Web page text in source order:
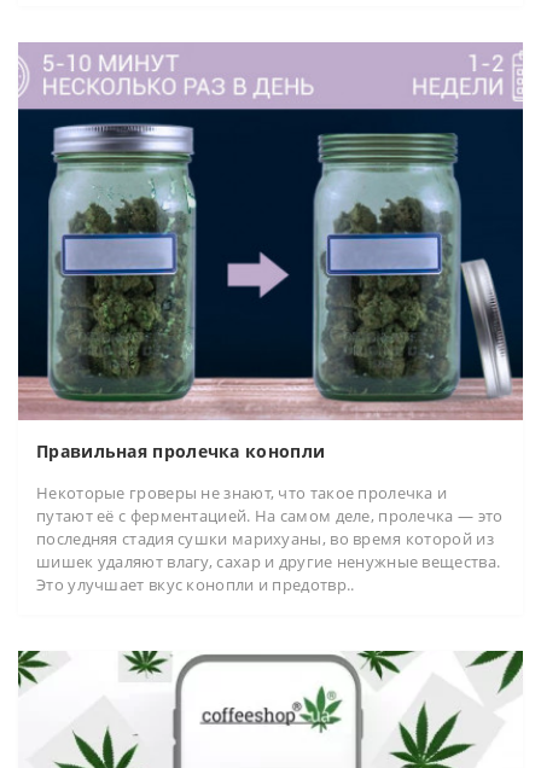
Правильная пролечка конопли
Некоторые гроверы не знают, что такое пролечка и
путают её с ферментацией. На самом деле, пролечка — это
последняя стадия сушки марихуаны, во время которой из
шишек удаляют влагу, сахар и другие ненужные вещества.
Это улучшает вкус конопли и предотвр..